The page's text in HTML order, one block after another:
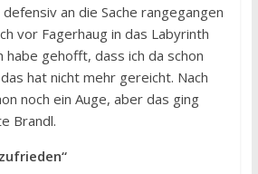
an die Sache rangegangen
vor Fagerhaug in das Labyrinth
habe gehofft, dass ich da schon
hat nicht mehr gereicht. Nach
noch ein Auge, aber das ging
Brandl.